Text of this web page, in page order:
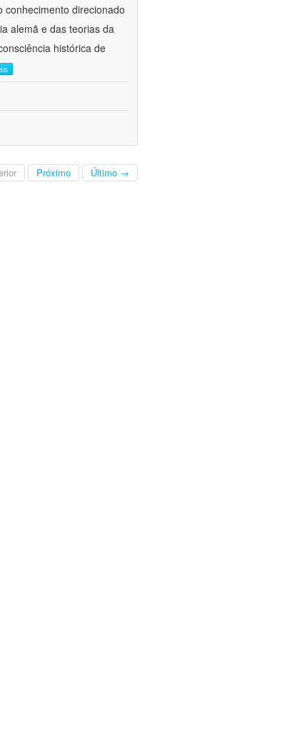
conhecimento direcionado
alemã e das teorias da
histórica de
Próximo Último →